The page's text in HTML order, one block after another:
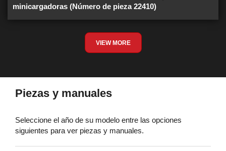
minicargadoras (Número de pieza 22410)
VIEW MORE
Piezas y manuales
Seleccione el año de su modelo entre las opciones
siguientes para ver piezas y manuales.